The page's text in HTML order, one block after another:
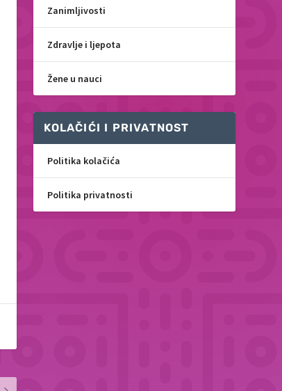
Zanimljivosti
Zdravlje i ljepota
Žene u nauci
KOLAČIĆI I PRIVATNOST
Politika kolačića
Politika privatnosti